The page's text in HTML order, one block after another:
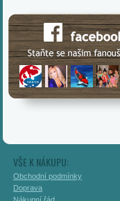
VŠE K NÁKUPU:
Obchodní podmínky
Doprava